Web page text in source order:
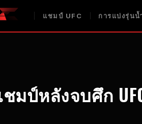
แชมป์ UFC การแบ่งรุ่น
มป์หลังจบศึก